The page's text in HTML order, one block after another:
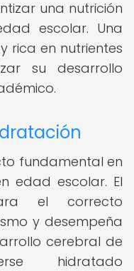
una nutrición
escolar. Una
rica en nutrientes
su desarrollo
fundamental en
edad escolar. El
el correcto
y desempeña
cerebral de
hidratado